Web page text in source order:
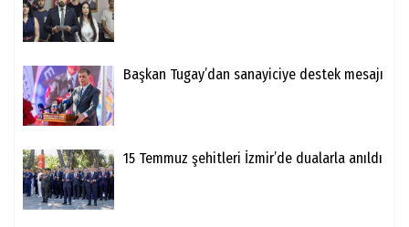
Başkan Tugay’dan sanayiciye destek mesajı
15 Temmuz şehitleri İzmir’de dualarla anıldı